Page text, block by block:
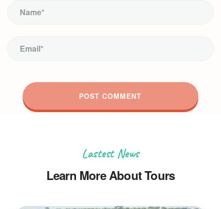
Lastest News
Learn More About Tours